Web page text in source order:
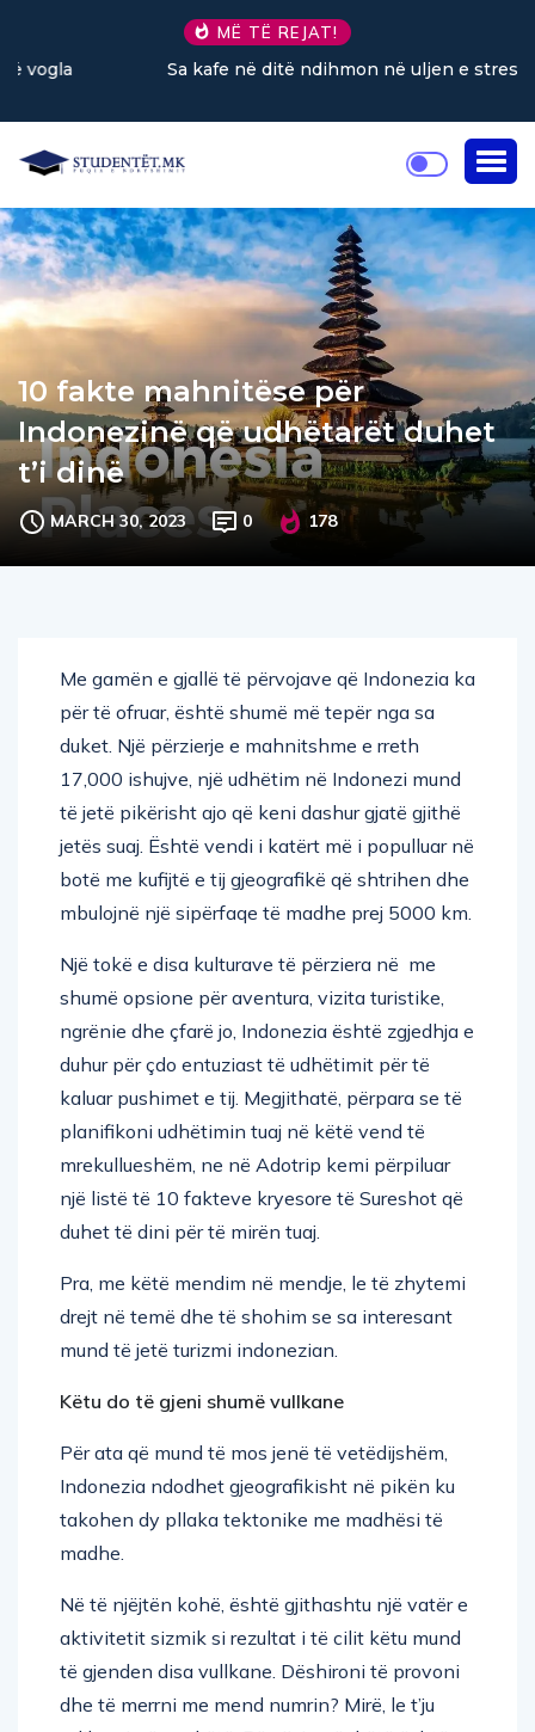
MË TË REJAT!
Sa kafe në ditë ndihmon në uljen e stresit?
10 fakte mahnitëse për
Indonezinë që udhëtarët duhet
t’i dinë
MARCH 30, 2023 0 178
për të ofruar, është shumë më tepër nga sa
duket. Një përzierje e mahnitshme e rreth
17,000 ishujve, një udhëtim në Indonezi mund
të jetë pikërisht ajo që keni dashur gjatë gjithë
jetës suaj. Është vendi i katërt më i populluar në
botë me kufijtë e tij gjeografikë që shtrihen dhe
mbulojnë një sipërfaqe të madhe prej 5000 km.
shumë opsione për aventura, vizita turistike,
ngrënie dhe çfarë jo, Indonezia është zgjedhja e
duhur për çdo entuziast të udhëtimit për të
kaluar pushimet e tij. Megjithatë, përpara se të
planifikoni udhëtimin tuaj në këtë vend të
mrekullueshëm, ne në Adotrip kemi përpiluar
një listë të 10 fakteve kryesore të Sureshot që
duhet të dini për të mirën tuaj.
drejt në temë dhe të shohim se sa interesant
mund të jetë turizmi indonezian.
Indonezia ndodhet gjeografikisht në pikën ku
takohen dy pllaka tektonike me madhësi të
madhe.
aktivitetit sizmik si rezultat i të cilit këtu mund
të gjenden disa vullkane. Dëshironi të provoni
dhe të merrni me mend numrin? Mirë, le t’ju
ndihmojmë me këtë. Përgjigja për këtë është se